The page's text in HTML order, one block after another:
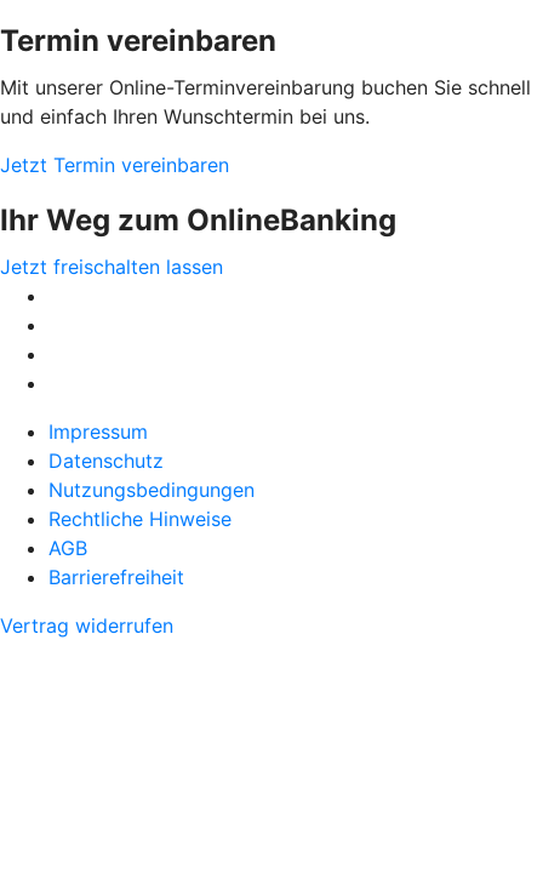
Termin vereinbaren
Mit unserer Online-Terminvereinbarung buchen Sie schnell
und einfach Ihren Wunschtermin bei uns.
Jetzt Termin vereinbaren
Ihr Weg zum OnlineBanking
Jetzt freischalten lassen
Impressum
Datenschutz
Nutzungsbedingungen
Rechtliche Hinweise
AGB
Barrierefreiheit
Vertrag widerrufen